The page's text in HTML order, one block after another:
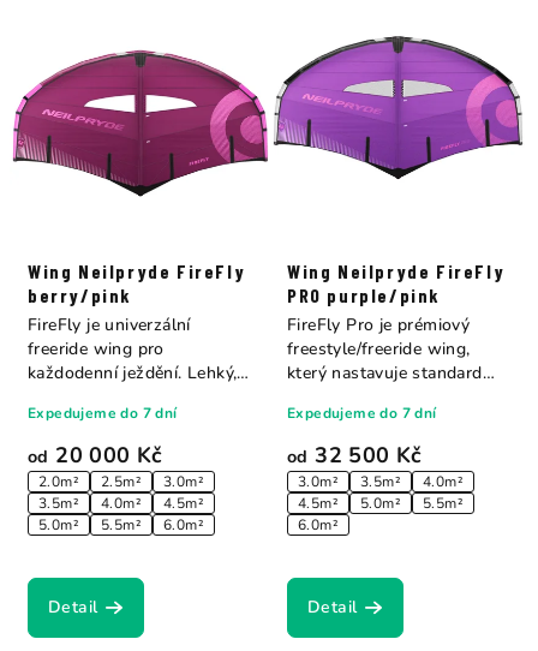
Wing Neilpryde FireFly
berry/pink
od 20 000 Kč
2.0m² 2.5m²
3.0m²
3.5m²
4.0m²
4.5m²
5.0m²
5.5m² 6.0m²
Expedujeme do 7 dní
Detail
FireFly je univerzální
freeride wing pro
každodenní ježdění. Lehký,
Wing Neilpryde FireFly
PRO purple/pink
od 32 500 Kč
3.0m² 3.5m²
4.0m²
4.5m²
5.0m²
5.5m²
6.0m²
Expedujeme do 7 dní
Detail
FireFly Pro je prémiový
freestyle/freeride wing,
který nastavuje standard